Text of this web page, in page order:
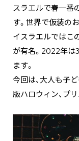
スラエルで春一番
す。世界で仮装の
イスラエルではこ
が有名。2022年は
ます。
今回は、大人も子
版ハロウィン、プ